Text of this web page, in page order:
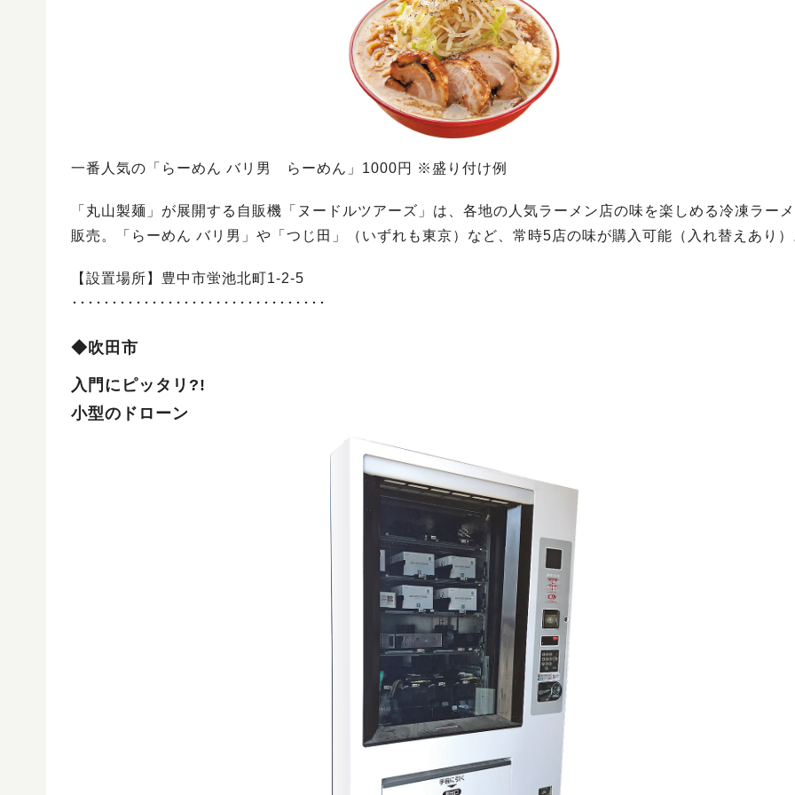
一番人気の「らーめん バリ男 らーめん」1000円 ※盛り付け例
「丸山製麺」が展開する自販機「ヌードルツアーズ」は、各地の人気ラーメン店の味を楽しめる冷凍ラー
販売。「らーめん バリ男」や「つじ田」（いずれも東京）など、常時5店の味が購入可能（入れ替えあり
【設置場所】豊中市蛍池北町1-2-5
････････････････････････････････
◆吹田市
入門にピッタリ?!
小型のドローン